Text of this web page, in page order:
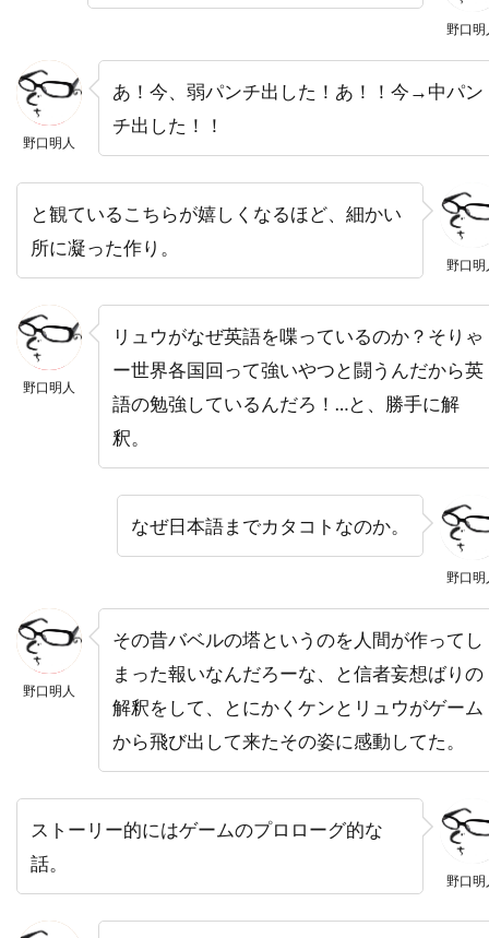
デヴィッド・リード
デヴィッド・ローゼンブルーム
デヴォーン・ニクソン
トッド・ブラック
トッド・ラムジー
トッド・リーバーマン
トニー・カラン
トニー・シャルーブ
トニー・ジャー
トニー・スコット
トニー・トーマス
トニー・ビル
トニー・モレーリ
トニー・ロンゴ
トマ・ソリヴェレ
トム・アダムス
トム・ギャロップ
トム・グアリー
トム・サイズモア
トム・サンダース
トム・シックス
トム・シャドヤック
トム・シュルマン
トム・スケリット
トム・スターン
トム・ハーディ
トム・フォックス
野口明
野口明人
あ！今、弱パンチ出した！あ！！今→中パン
チ出した！！
野口明
と観ているこちらが嬉しくなるほど、細かい
所に凝った作り。
野口明人
リュウがなぜ英語を喋っているのか？そりゃ
ー世界各国回って強いやつと闘うんだから英
語の勉強しているんだろ！…と、勝手に解
釈。
野口明
なぜ日本語までカタコトなのか。
野口明人
その昔バベルの塔というのを人間が作ってし
まった報いなんだろーな、と信者妄想ばりの
解釈をして、とにかくケンとリュウがゲーム
から飛び出して来たその姿に感動してた。
野口明
ストーリー的にはゲームのプロローグ的な
話。